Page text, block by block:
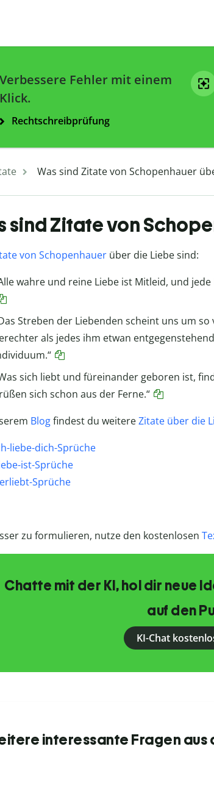
Verbessere Fehler mit einem
Klick.
Rechtschreibprüfung
Was sind Zitate von Schopenhauer
sind Zitate von
von Schopenhauerüber die Liebe sind:
wahre und reine Liebe ist Mitleid, und
Streben der Liebenden scheint uns um
als jedes ihm etwan
sich liebt und füreinander geboren ist,
sich schon aus der Ferne.“
Blogfindest du weitereZitate über die
liebe-dich-Sprüche
ist-Sprüche
Sprüche
zu formulieren, nutze den kostenlosen
Chatte mit der KI, hol dir neue
auf den
KI-Chat
interessante Fragen